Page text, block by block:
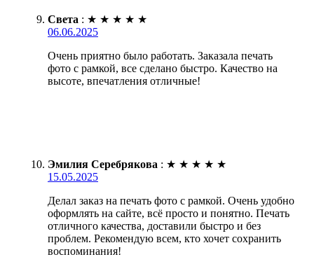
Света : ★ ★ ★ ★ ★
06.06.2025
Очень приятно было работать. Заказала печать
фото с рамкой, все сделано быстро. Качество на
высоте, впечатления отличные!
Эмилия Серебрякова : ★ ★ ★ ★ ★
15.05.2025
Делал заказ на печать фото с рамкой. Очень удобно
оформлять на сайте, всё просто и понятно. Печать
отличного качества, доставили быстро и без
проблем. Рекомендую всем, кто хочет сохранить
воспоминания!